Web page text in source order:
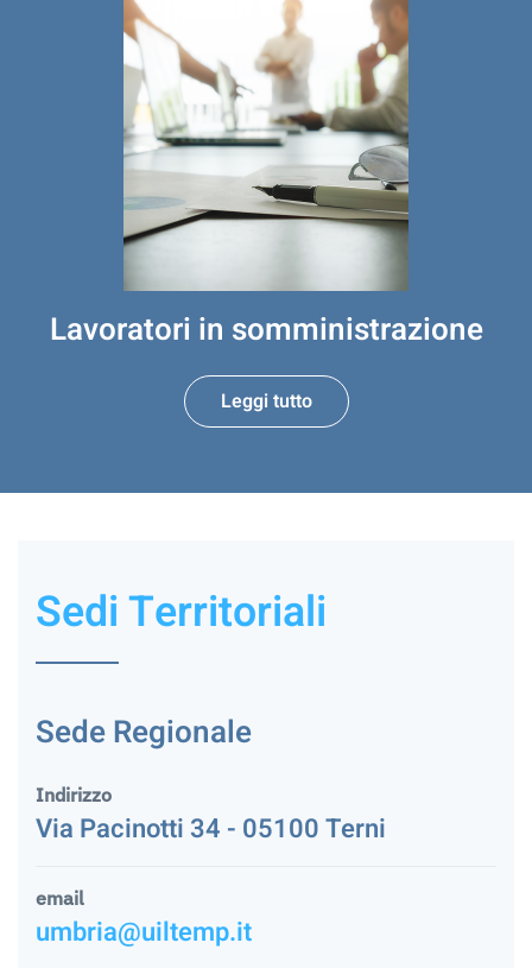
Lavoratori in somministrazione
Leggi tutto
Sedi Territoriali
Sede Regionale
Indirizzo
Via Pacinotti 34 - 05100 Terni
email
umbria@uiltemp.it